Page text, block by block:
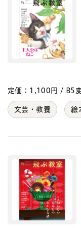
定価：1,100円 / B5
文芸・教養 絵